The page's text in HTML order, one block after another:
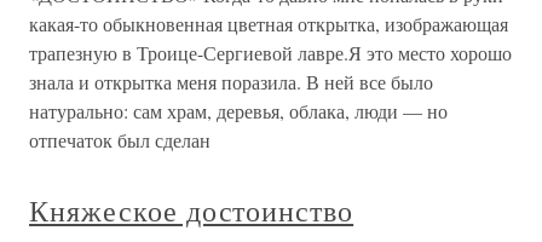
какая-то обыкновенная цветная открытка, изображающая
трапезную в Троице-Сергиевой лавре.Я это место хорошо
знала и открытка меня поразила. В ней все было
натурально: сам храм, деревья, облака, люди — но
отпечаток был сделан
Княжеское достоинство